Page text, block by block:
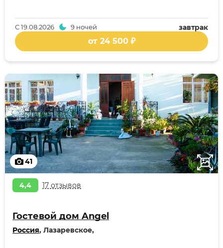
завтрак
С19.08.2026 9 ночей
от 24 500 ₽
41
4,4 17 отзывов
Гостевой дом Angel
Россия, Лазаревское,